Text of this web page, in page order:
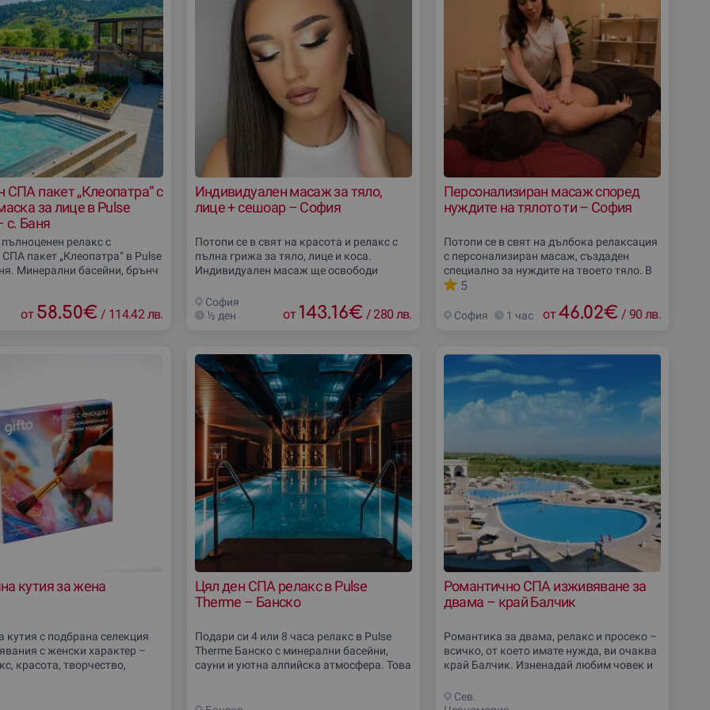
СПА пакет „Клеопатра“ с
за лице в Pulse
с. Баня
релакс с
пакет „Клеопатра“ в Pulse
Минерални басейни, брънч
с кал или глина се
едно
от 58.50€ / 114.42 лв.
Индивидуален масаж за тяло,
лице + сешоар – София
Потопи се в свят на красота и релакс с
пълна грижа за тяло, лице и коса.
Индивидуален масаж ще освободи
дълбокомоделиращата терапия за лице,
шия и деколте ще
София
½ ден
от 143.16€ /280 лв.
Персонализиран масаж според
нуждите на тялото ти – София
Потопи се в свят на дълбока релаксация
с персонализиран масаж, създаден
специално за нуждите на твоето тяло. В
бутикова атмосфера и с професионален
Поръчай ваучер
5
София 1 час от46.02€ / 90 лв.
кутия за жена
кутия с подбрана селекция
с женски характер –
красота, творчество,
Цял ден СПА релакс в Pulse
Therme – Банско
Подари си 4 или 8 часа релакс в Pulse
Therme Банско с минерални басейни,
сауни и уютна алпийска атмосфера. Това
насладиш на
Романтично СПА изживяване за
двама – край Балчик
Романтика за двама, релакс и просеко –
всичко, от което имате нужда, ви очаква
край Балчик. Изненадай любим човек и
с балийски масаж и време само за
Сев.